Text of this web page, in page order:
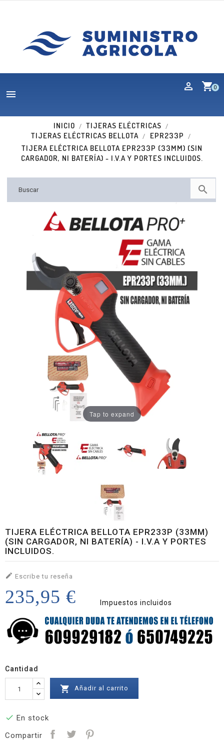
shopping_cart0

INICIO
TIJERAS ELÉCTRICAS
TIJERAS ELÉCTRICAS BELLOTA
EPR233P
TIJERA ELÉCTRICA BELLOTA EPR233P (33MM) (SIN
CARGADOR, NI BATERÍA) - I.V.A Y PORTES INCLUIDOS.

Nuevo
Tap to expand
TIJERA ELÉCTRICA BELLOTA EPR233P (33MM)
(SIN CARGADOR, NI BATERÍA) - I.V.A Y PORTES
INCLUIDOS.
 Escribe tu reseña
235,95 € Impuestos incluidos
Cantidad
 Añadir al carrito
 En stock
Compartir